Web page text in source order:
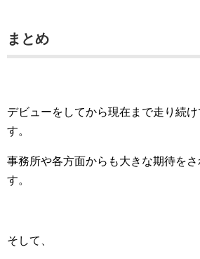
まとめ
デビューをしてから現在まで走り続け
す。
事務所や各方面からも大きな期待をさ
す。
そして、